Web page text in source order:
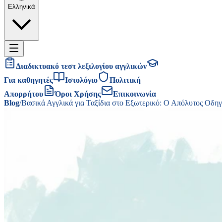
Ελληνικά
Διαδικτυακό τεστ λεξιλογίου αγγλικών
Για καθηγητές
Ιστολόγιο
Πολιτική
Απορρήτου
Όροι Χρήσης
Επικοινωνία
Blog/Βασικά Αγγλικά για Ταξίδια στο Εξωτερικό: Ο Απόλυτος